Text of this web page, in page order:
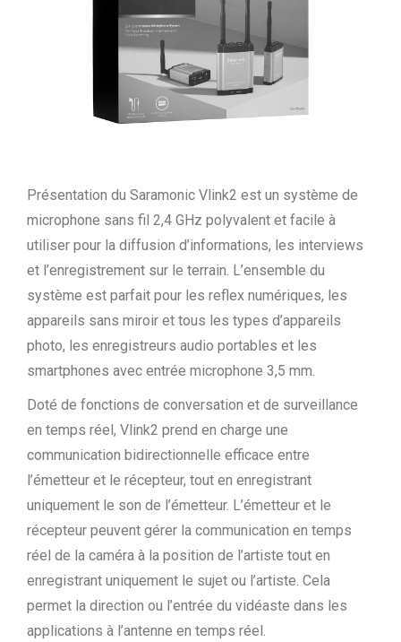
Présentation du Saramonic Vlink2 est un système de
microphone sans fil 2,4 GHz polyvalent et facile à
utiliser pour la diffusion d’informations, les interviews
et l’enregistrement sur le terrain. L’ensemble du
système est parfait pour les reflex numériques, les
appareils sans miroir et tous les types d’appareils
photo, les enregistreurs audio portables et les
smartphones avec entrée microphone 3,5 mm.
Doté de fonctions de conversation et de surveillance
en temps réel, Vlink2 prend en charge une
communication bidirectionnelle efficace entre
l’émetteur et le récepteur, tout en enregistrant
uniquement le son de l’émetteur. L’émetteur et le
récepteur peuvent gérer la communication en temps
réel de la caméra à la position de l’artiste tout en
enregistrant uniquement le sujet ou l’artiste. Cela
permet la direction ou l’entrée du vidéaste dans les
applications à l’antenne en temps réel.